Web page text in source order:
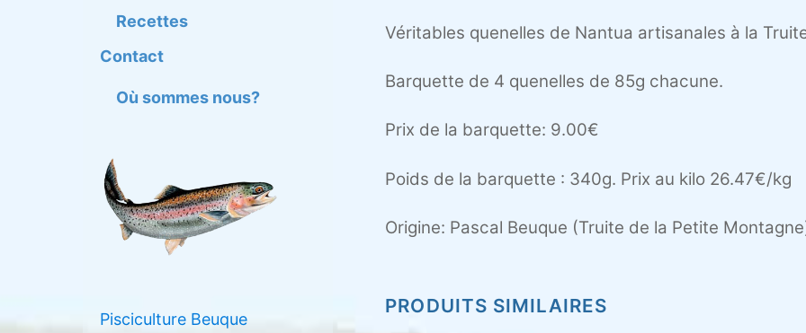
Véritables quenelles de Nantua artisanales à la
Barquette de 4 quenelles de 85g chacune.
Prix de la barquette: 9.00€
Poids de la barquette : 340g. Prix au kilo 26.47€/kg
Origine: Pascal Beuque (Truite de la Petite
PRODUITS SIMILAIRES
Recettes
Contact
Où sommes nous?
Pisciculture Beuque